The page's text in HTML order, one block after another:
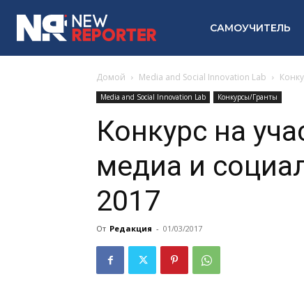
САМОУЧИТЕЛЬ
Домой Media and Social Innovation Lab
Media and Social Innovation Lab Конкурсы/Гранты
Конкурс на
медиа и
2017
От Редакция - 01/03/2017